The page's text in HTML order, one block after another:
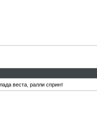
лада веста ралли спринт